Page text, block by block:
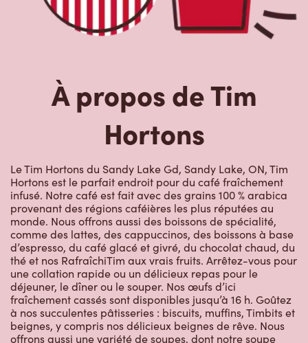
À propos de Tim
Hortons
Le Tim Hortons du Sandy Lake Gd, Sandy Lake, ON, Tim
Hortons est le parfait endroit pour du café fraîchement
infusé. Notre café est fait avec des grains 100 % arabica
provenant des régions caféières les plus réputées au
monde. Nous offrons aussi des boissons de spécialité,
comme des lattes, des cappuccinos, des boissons à base
d’espresso, du café glacé et givré, du chocolat chaud, du
thé et nos RafraîchiTim aux vrais fruits. Arrêtez-vous pour
une collation rapide ou un délicieux repas pour le
déjeuner, le dîner ou le souper. Nos œufs d’ici
fraîchement cassés sont disponibles jusqu’à 16 h. Goûtez
à nos succulentes pâtisseries : biscuits, muffins, Timbits et
beignes, y compris nos délicieux beignes de rêve. Nous
offrons aussi une variété de soupes, dont notre soupe